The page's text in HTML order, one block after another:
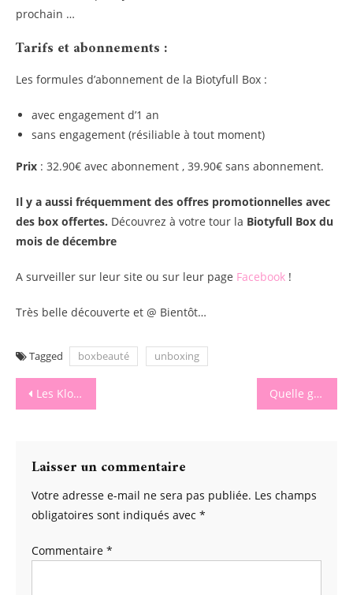
prochain …
Tarifs et abonnements :
Les formules d’abonnement de la Biotyfull Box :
avec engagement d’1 an
sans engagement (résiliable à tout moment)
Prix : 32.90€ avec abonnement , 39.90€ sans abonnement.
Il y a aussi fréquemment des offres promotionnelles avec
des box offertes. Découvrez à votre tour la Biotyfull Box du
mois de décembre
A surveiller sur leur site ou sur leur page Facebook !
Très belle découverte et @ Bientôt…
Tagged boxbeauté unboxing
Navigation
de
l’article
Les Klorofil s’invitent dans la baignoire Quelle galette des rois choisir pour l’épiphanie ?
Laisser un commentaire
Votre adresse e-mail ne sera pas publiée. Les champs
obligatoires sont indiqués avec *
Commentaire *